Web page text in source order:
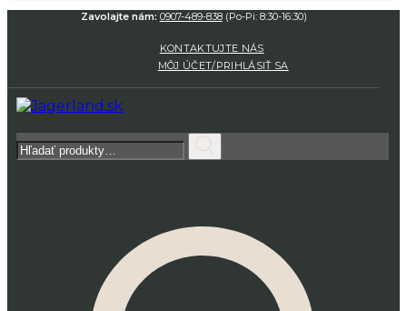
Zavolajte nám: 0907-489-838(Po-Pi: 8:30-16:30)
KONTAKTUJTE NÁS
MÔJ ÚČET/PRIHLÁSIŤ SA
Hľadať: